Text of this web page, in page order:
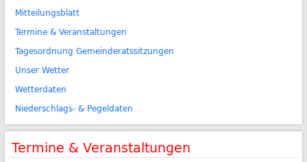
Mitteilungsblatt
Termine & Veranstaltungen
Tagesordnung Gemeinderatssitzungen
Unser Wetter
Wetterdaten
Niederschlags- & Pegeldaten
Termine & Veranstaltungen